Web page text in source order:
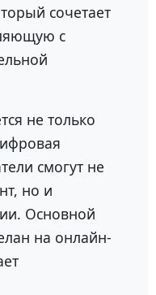
сочетает
с
не только
смогут не
но и
Основной
на онлайн-